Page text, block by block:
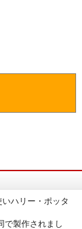
ハリー・ポッタ
で製作されまし